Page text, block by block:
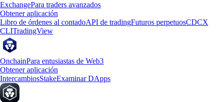
ExchangePara traders avanzados
Obtener aplicación
Libro de órdenes al contadoAPI de tradingFuturos perpetuosCDCX
CLITradingView
OnchainPara entusiastas de Web3
Obtener aplicación
IntercambiosStakeExaminar DApps